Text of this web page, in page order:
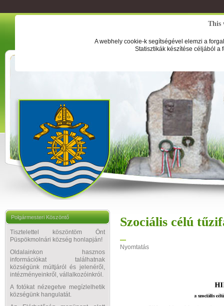
This
A webhely cookie-k segítségével elemzi a
Statisztikák készítése céljából a
Polgármesteri Köszöntő
Tisztelettel köszöntöm Önt
Püspökmolnári község honlapján!
Oldalainkon hasznos
információkat találhatnak
községünk múltjáról és jelenéről,
intézményeinkről, vállalkozóinkról.
A fotókat nézegetve megízlelhetik
községünk hangulatát.
Szociális célú
Nyomtatás